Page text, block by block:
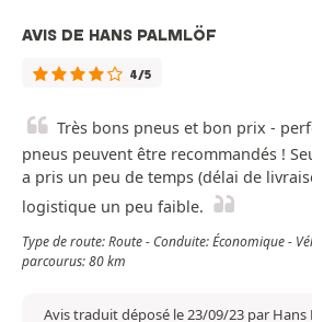
AVIS DE HANS PALMLÖF
4/5
Très bons pneus et bon prix -
pneus peuvent être recommandés !
a pris un peu de temps (délai de
logistique un peu faible.
Type de route: Route - Conduite: Économique -
parcourus: 80 km
Avis traduit déposé le 23/09/23 par